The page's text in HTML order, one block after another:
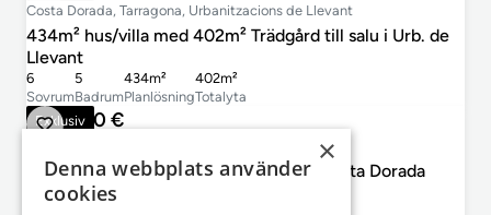
Costa Dorada, Tarragona, Urbanitzacions de Llevant
434m² hus/villa med 402m² Trädgård till salu i Urb. de
Llevant
Sovrum
6
Badrum
5
Planlösning
434m²
Totalyta
402m²
Exklusiv
520 000 €
1,224m² hus/villa till salu i Tarragona, Costa Dorada
3
×
Denna webbplats använder
cookies